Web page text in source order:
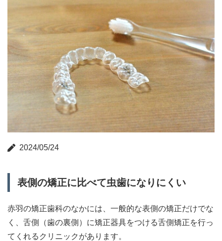
2024/05/24
表側の矯正に比べて虫歯になりにくい
赤羽の矯正歯科のなかには、一般的な表側の矯正だけでな
く、舌側（歯の裏側）に矯正器具をつける舌側矯正を行っ
てくれるクリニックがあります。